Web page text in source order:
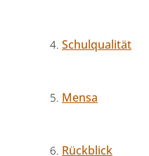
Schulqualität
Mensa
Rückblick